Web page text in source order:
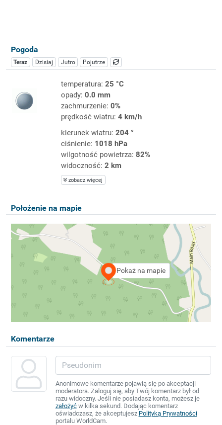
Pogoda
Teraz Dzisiaj Jutro Pojutrze
temperatura: 25 °C
opady: 0.0 mm
zachmurzenie: 0%
prędkość wiatru: 4 km/h
kierunek wiatru: 204 °
ciśnienie: 1018 hPa
wilgotność powietrza: 82%
widoczność: 2 km
zobacz więcej
Położenie na mapie
Pokaż na mapie
Komentarze
Anonimowe komentarze pojawią się po akceptacji
moderatora. Zaloguj się, aby Twój komentarz był od
razu widoczny. Jeśli nie posiadasz konta, możesz je
założyćw kilka sekund. Dodając komentarz
oświadczasz, że akceptujesz Polityką Prywatności
portalu WorldCam.